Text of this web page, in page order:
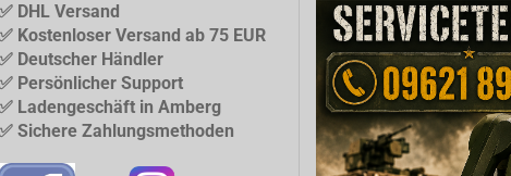
DHL Versand
Kostenloser Versand ab 75 EUR
Deutscher Händler
Persönlicher Support
Ladengeschäft in Amberg
Sichere Zahlungsmethoden